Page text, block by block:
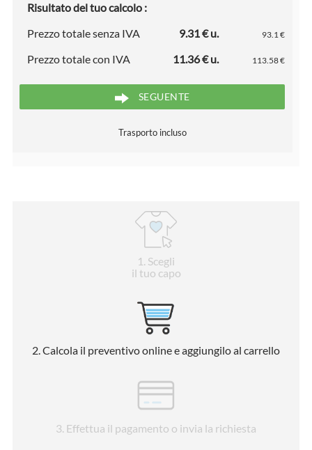
Risultato del tuo calcolo :
Prezzo totale senza IVA
9.31 € u. 93.1 €
Prezzo totale con IVA 11.36 € u. 113.58 €
SEGUENTE
Trasporto incluso
1 . Scegli
il tuo capo
2. Calcola il preventivo online e aggiungilo al carrello
3 . Effettua il pagamento o invia la richiesta